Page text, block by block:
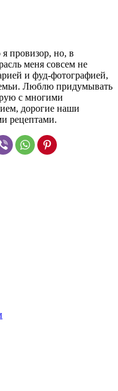
я провизор, но, в
меня совсем не
и фуд-фотографией,
Люблю придумывать
с многими
дорогие наши
рецептами.